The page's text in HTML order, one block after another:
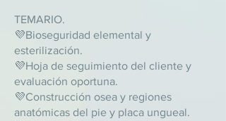
TEMARIO.
💜Bioseguridad elemental y
esterilización.
💜Hoja de seguimiento del cliente y
evaluación oportuna.
💜Construcción osea y regiones
anatómicas del pie y placa ungueal.